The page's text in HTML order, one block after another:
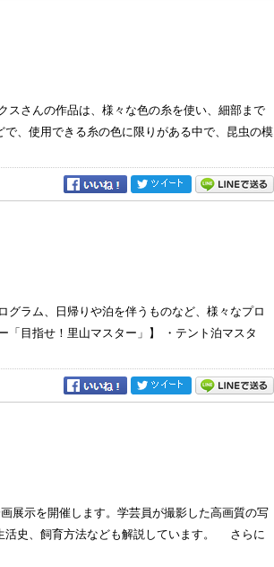
スさんの作品は、様々な色の糸を使い、細部まで
、使用できる糸の色に限りがある中で、昆虫の模
ラム、日帰りや泊を伴うものなど、様々なプロ
目指せ！里山マスター」】 ・テント泊マスタ
示を開催します。学芸員が撮影した高画質の写
活史、飼育方法なども解説しています。 さらに